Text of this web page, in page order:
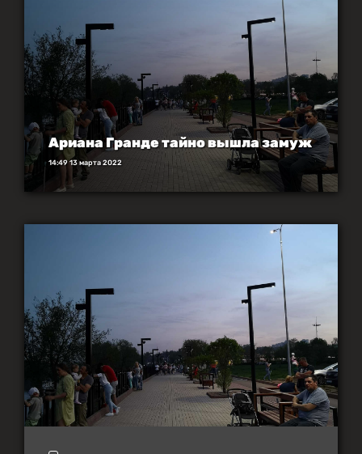
Ариана Гранде тайно вышла замуж
14:49 13 марта 2022